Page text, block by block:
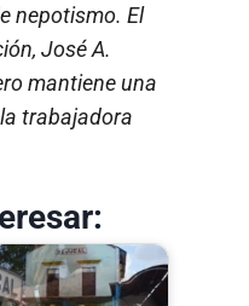
nepotismo. El
José A.
mantiene una
trabajadora